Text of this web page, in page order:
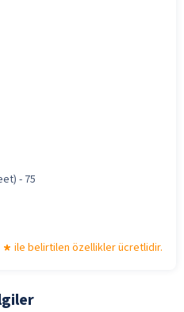
- 75
ile belirtilen özellikler ücretlidir.